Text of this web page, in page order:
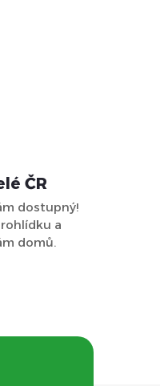
ČR
dostupný!
a
domů.